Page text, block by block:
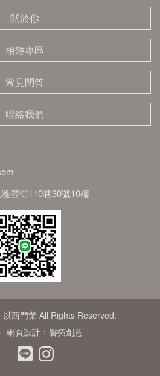
關於你
相簿專區
常見問答
聯絡我們
豐街110巷30號10樓
西門業 All Rights Reserved.
網頁設計：磐拓創意